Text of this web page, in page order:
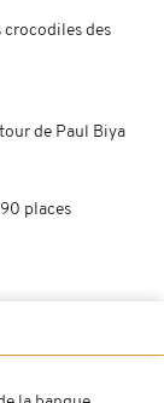
crocodiles des
de Paul Biya
places